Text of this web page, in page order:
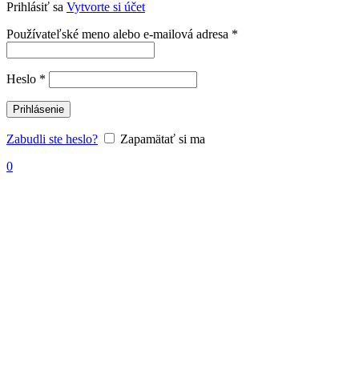
Prihlásiť sa Vytvorte si účet
Používateľské meno alebo e-mailová adresa *
Heslo *
Prihlásenie
Zabudli ste heslo?
Zapamätať si ma
0